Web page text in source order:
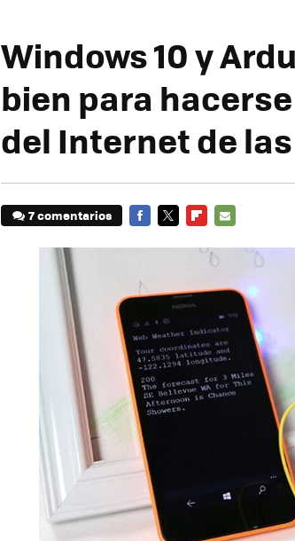
Windows 10 y
bien para
del Internet de
7 comentarios